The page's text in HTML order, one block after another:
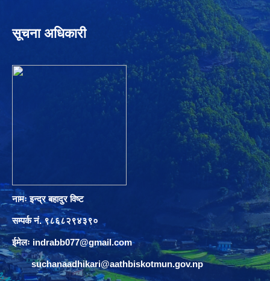
सूचना अधिकारी
नामः इन्द्र बहादुर विष्ट
सम्पर्क नं. ९८६८२९४३९०
ईमेलः indrabb077@gmail.com
suchanaadhikari@aathbiskotmun.gov.np